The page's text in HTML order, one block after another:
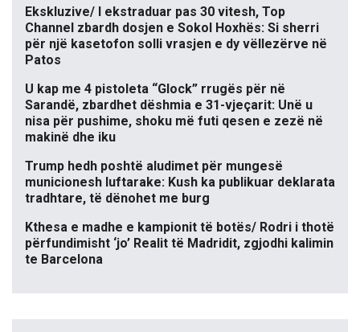
Ekskluzive/ I ekstraduar pas 30 vitesh, Top
Channel zbardh dosjen e Sokol Hoxhës: Si sherri
për një kasetofon solli vrasjen e dy vëllezërve në
Patos
U kap me 4 pistoleta “Glock” rrugës për në
Sarandë, zbardhet dëshmia e 31-vjeçarit: Unë u
nisa për pushime, shoku më futi qesen e zezë në
makinë dhe iku
Trump hedh poshtë aludimet për mungesë
municionesh luftarake: Kush ka publikuar deklarata
tradhtare, të dënohet me burg
Kthesa e madhe e kampionit të botës/ Rodri i thotë
përfundimisht ‘jo’ Realit të Madridit, zgjodhi kalimin
te Barcelona